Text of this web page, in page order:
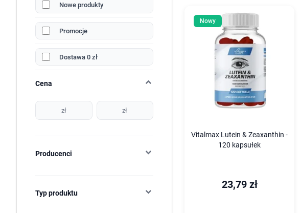
Nowe produkty
Promocje
Dostawa 0 zł
Cena
zł zł
Producenci
Typ produktu
Nowy
Vitalmax Lutein & Zeaxanthin -
120 kapsułek
23,79 zł